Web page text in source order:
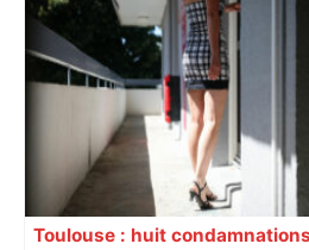
Toulouse : huit condamnations